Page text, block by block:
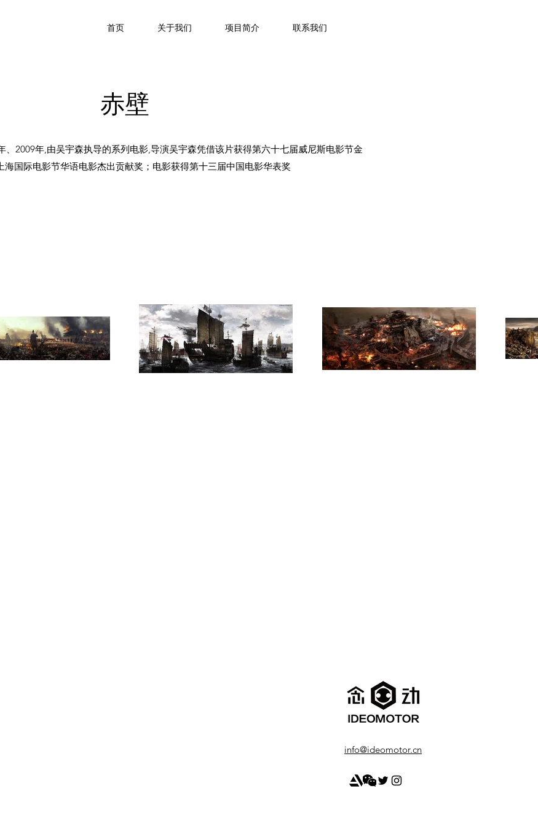
首页 关于我们 项目简介 联系我们
​​赤壁
、2009年,由吴宇森执导的系列电影,导演吴宇森凭借该片获得第六十七届威尼斯电影节金
海国际电影节华语电影杰出贡献奖；电影获得第十三届中国电影华表奖
info@ideomotor.cn